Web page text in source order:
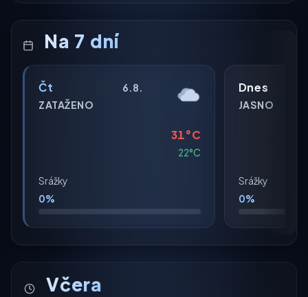
Na 7 dní
Čt
6.8.
ZATAŽENO
31°C
22°C
Srážky
0%
Dnes
JASNO
Srážky
0%
Včera